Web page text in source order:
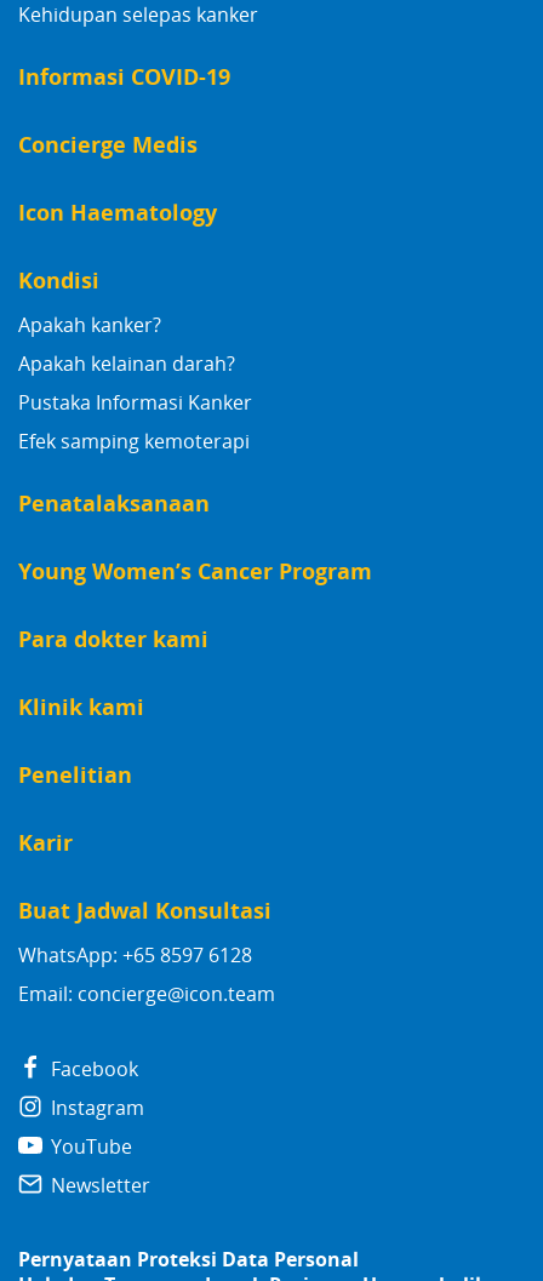
Kehidupan selepas kanker
Informasi COVID-19
Concierge Medis
Icon Haematology
Kondisi
Apakah kanker?
Apakah kelainan darah?
Pustaka Informasi Kanker
Efek samping kemoterapi
Penatalaksanaan
Young Women’s Cancer Program
Para dokter kami
Klinik kami
Penelitian
Karir
Buat Jadwal Konsultasi
WhatsApp: +65 8597 6128
Email: concierge@icon.team
Facebook
Instagram
YouTube
Newsletter
Pernyataan Proteksi Data Personal